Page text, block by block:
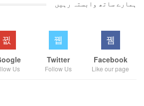
ہمارے ساتھ وابستہ رہیں
Facebook
Like our page
Twitter
Follow Us
Us